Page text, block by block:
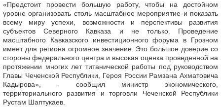
«Предстоит провести большую работу, чтобы на достойном
уровне организовать столь масштабное мероприятие и показать
всему миру успехи, возможности и перспективы развития
субъектов Северного Кавказа и не только. Проведение
масштабного Кавказского инвестиционного форума в Грозном
имеет для региона огромное значение. Это большое доверие со
стороны федерального центра и высокая оценка проведенной на
протяжении многих лет титанической работы под руководством
Главы Чеченской Республики, Героя России Рамзана Ахматовича
Кадырова», - сообщил министр экономического,
территориального развития и торговли Чеченской Республики
Рустам Шаптукаев.